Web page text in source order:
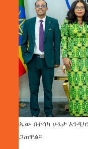
ጉባኤው በተሳካ ሁኔታ
አረጋጠዋል፡፡